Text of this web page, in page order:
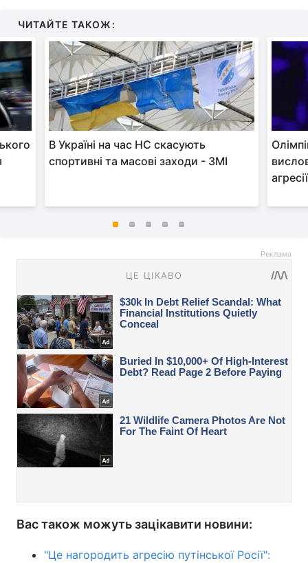
ЧИТАЙТЕ ТАКОЖ:
В Україні на час НС скасують
спортивні та масові заходи - ЗМІ
агресії
Реклама
Вас також можуть зацікавити новини:
"Це нагородить агресію путінської Росії":